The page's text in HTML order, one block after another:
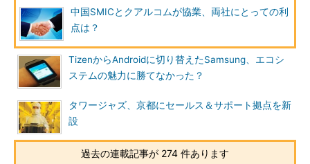
中国SMICとクアルコムが協業、両社にとっての利
点は？
TizenからAndroidに切り替えたSamsung、エコシ
ステムの魅力に勝てなかった？
タワージャズ、京都にセールス＆サポート拠点を新
設
過去の連載記事が 274 件あります